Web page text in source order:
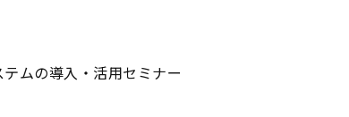
ムの導入・活用セミナー